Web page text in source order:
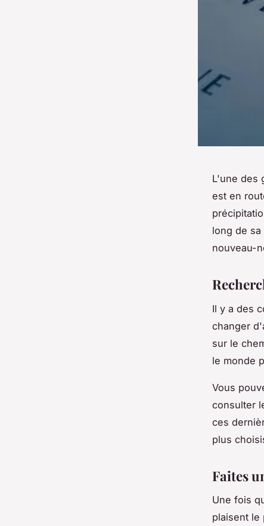
L'une des
est en
long de
nouveau-
Il y a des
changer
sur le
le monde
Vous
consulter
ces
plus
Faites
Une fois
plaisent le